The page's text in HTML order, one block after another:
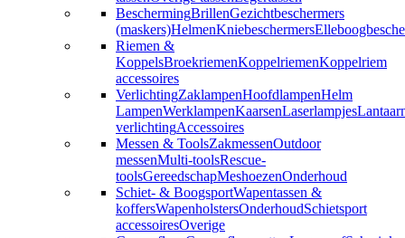
BeschermingBrillenGezichtbeschermers
(maskers)HelmenKniebeschermers
Riemen &
KoppelsBroekriemenKoppelriemenKoppelriem
accessoires
VerlichtingZaklampenHoofdlampenHelm
LampenWerklampenKaarsenLaserlampjes
verlichtingAccessoires
Messen & ToolsZakmessenOutdoor
messenMulti-toolsRescue-
toolsGereedschapMeshoezenOnderhoud
Schiet- & BoogsportWapentassen &
koffersWapenholstersOnderhoudSchietsport
accessoiresOverige